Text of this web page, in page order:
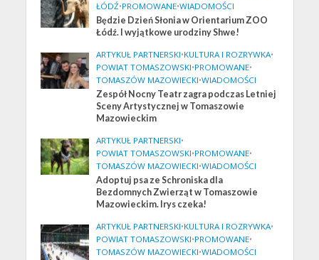
ŁÓDŹ•PROMOWANE•WIADOMOŚCI
Będzie Dzień Słonia w Orientarium ZOO
Łódź. I wyjątkowe urodziny Shwe!
ARTYKUŁ PARTNERSKI•KULTURA I ROZRYWKA•
POWIAT TOMASZOWSKI•PROMOWANE•
TOMASZÓW MAZOWIECKI•WIADOMOŚCI
Zespół Nocny Teatr zagra podczas Letniej
Sceny Artystycznej w Tomaszowie
Mazowieckim
ARTYKUŁ PARTNERSKI•
POWIAT TOMASZOWSKI•PROMOWANE•
TOMASZÓW MAZOWIECKI•WIADOMOŚCI
Adoptuj psa ze Schroniska dla
Bezdomnych Zwierząt w Tomaszowie
Mazowieckim. Irys czeka!
ARTYKUŁ PARTNERSKI•KULTURA I ROZRYWKA•
POWIAT TOMASZOWSKI•PROMOWANE•
TOMASZÓW MAZOWIECKI•WIADOMOŚCI